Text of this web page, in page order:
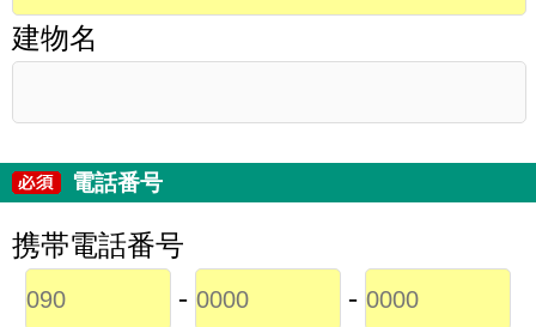
建物名
電話番号
携帯電話番号
-
-